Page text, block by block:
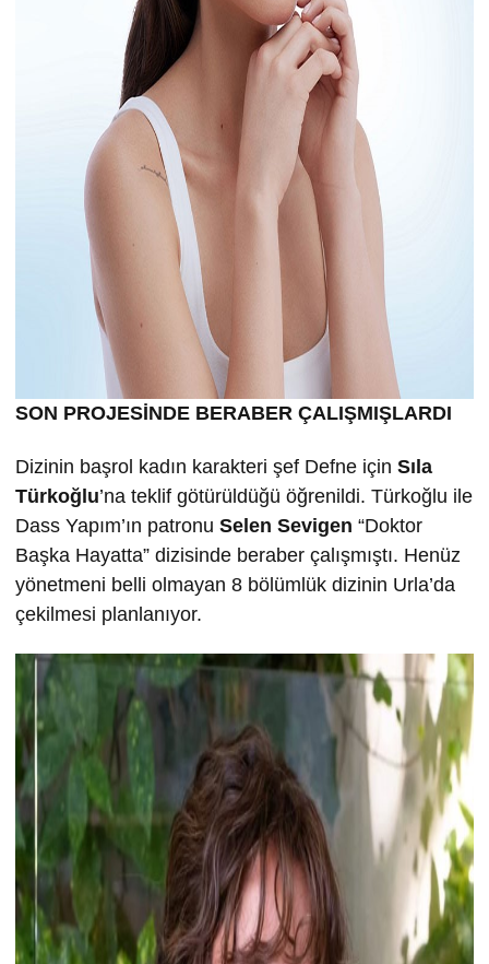
SON PROJESİNDE BERABER ÇALIŞMIŞLARDI
Dizinin başrol kadın karakteri şef Defne için Sıla
Türkoğlu’na teklif götürüldüğü öğrenildi. Türkoğlu ile
Dass Yapım’ın patronu Selen Sevigen “Doktor
Başka Hayatta” dizisinde beraber çalışmıştı. Henüz
yönetmeni belli olmayan 8 bölümlük dizinin Urla’da
çekilmesi planlanıyor.